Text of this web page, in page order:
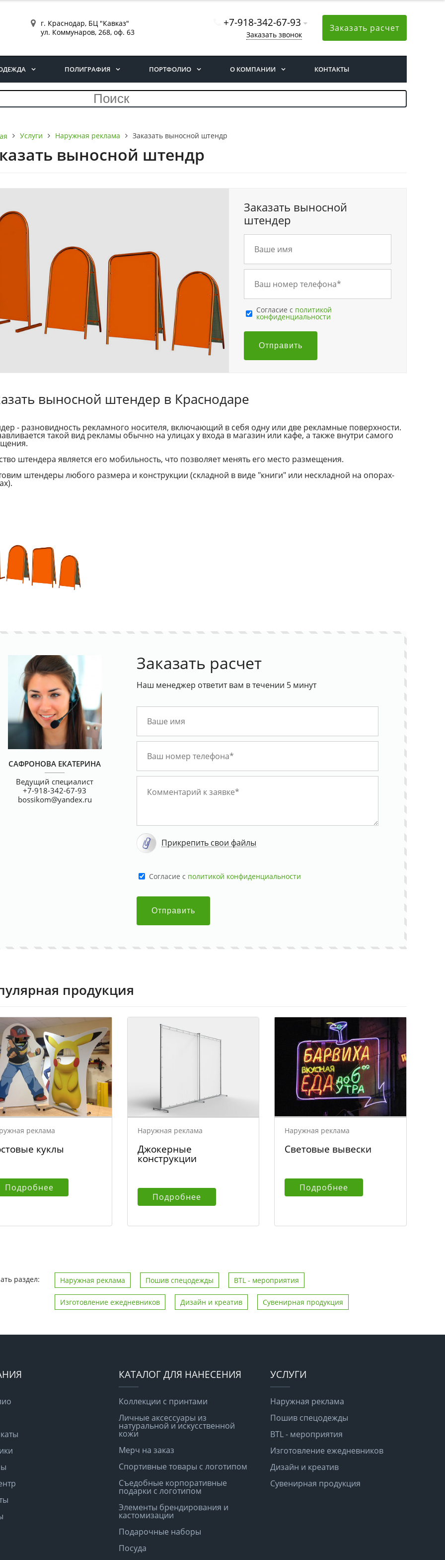
г. Краснодар, БЦ "Кавказ"
ул. Коммунаров, 268, оф. 63
+7-918-342-67-93
Заказать звонок
Заказать расчет
ПОЛИГРАФИЯ ПОРТФОЛИО О КОМПАНИИ КОНТАКТЫ
Цифровая печать в апреле со
скидкой 30%
Скидка на всю печатную продукцию
15%
Услуги Наружная реклама Заказать выносной штендр
выносной штендр
Заказать выносной
штендер
Cогласие с политикой
конфиденциальности
Отправить
выносной штендер в Краснодаре
- разновидность рекламного носителя, включающий в себя одну или две рекламные поверхности.
такой вид рекламы обычно на улицах у входа в магазин или кафе, а также внутри самого
штендера является его мобильность, что позволяет менять его место размещения.
штендеры любого размера и конструкции (складной в виде "книги" или нескладной на опорах-
САФРОНОВА ЕКАТЕРИНА
Ведущий специалист
+7-918-342-67-93
bossikom@yandex.ru
Заказать расчет
Наш менеджер ответит вам в течении 5 минут
Прикрепить свои файлы
Cогласие с политикой конфиденциальности
Отправить
продукция
реклама
куклы
Подробнее
Наружная реклама
Джокерные
конструкции
Подробнее
Наружная реклама
Световые вывески
Подробнее
раздел: Наружная реклама Пошив спецодежды BTL - мероприятия
Изготовление ежедневников Дизайн и креатив Сувенирная продукция
КАТАЛОГ ДЛЯ НАНЕСЕНИЯ
Коллекции с принтами
Личные аксессуары из
натуральной и искусственной
кожи
Мерч на заказ
Спортивные товары с логотипом
Съедобные корпоративные
подарки с логотипом
Элементы брендирования и
кастомизации
Подарочные наборы
Посуда
УСЛУГИ
Наружная реклама
Пошив спецодежды
BTL - мероприятия
Изготовление ежедневников
Дизайн и креатив
Сувенирная продукция